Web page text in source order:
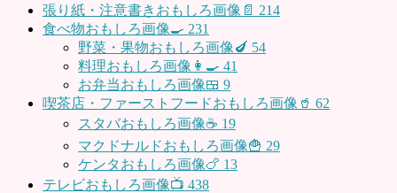
張り紙・注意書きおもしろ画像📄 214
食べ物おもしろ画像🍳 231
野菜・果物おもしろ画像🍆 54
料理おもしろ画像👩‍🍳 41
お弁当おもしろ画像🍱 9
喫茶店・ファーストフードおもしろ画像🥤 62
スタバおもしろ画像☕️ 19
マクドナルドおもしろ画像🍟 29
ケンタおもしろ画像🍗 13
テレビおもしろ画像📺 438